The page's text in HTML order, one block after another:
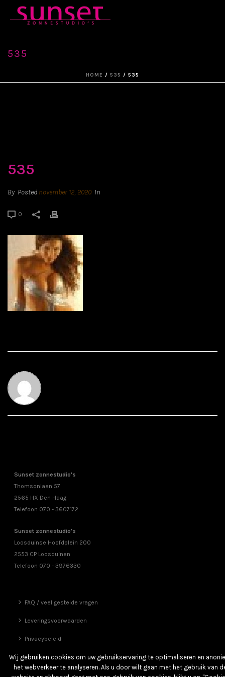
535
HOME / 535 / 535
535
By Posted november 12, 2020 In
0
Sunset zonnestudio's
Thomsonlaan 57
2565 HX Den Haag
Telefoon 070 - 3607172
Sunset zonnestudio's
Loosduinse Hoofdplein 200
2553 CP Loosduinen
Telefoon 070 - 3976330
FAQ / veel gestelde vragen
Leveringsvoorwaarden
Privacybeleid
Vrienden
Wij gebruiken cookies om uw gebruikservaring te optimaliseren en
het webverkeer te analyseren. Als u door wilt gaan met het gebruik van